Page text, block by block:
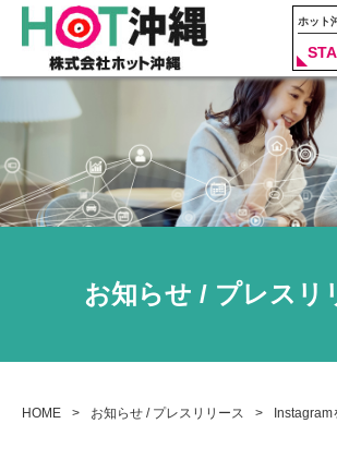
ホット
お知らせ / プレスリ
HOME お知らせ / プレスリリース Instagram